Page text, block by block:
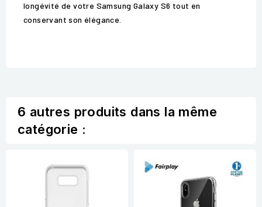
longévité de votre Samsung Galaxy S6 tout en
conservant son élégance.
6 autres produits dans la même
catégorie :